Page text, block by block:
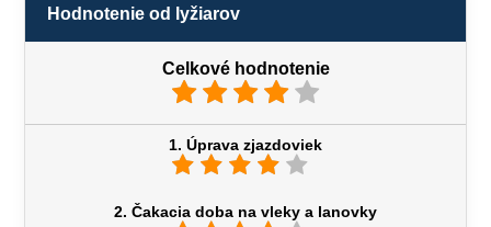
Hodnotenie od lyžiarov
Celkové hodnotenie
1. Úprava zjazdoviek
2. Čakacia doba na vleky a lanovky